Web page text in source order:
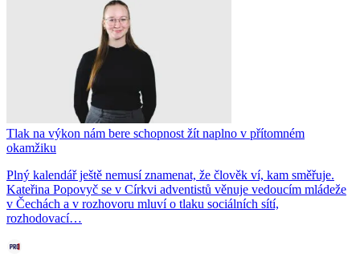
Tlak na výkon nám bere schopnost žít naplno v přítomném
okamžiku
Plný kalendář ještě nemusí znamenat, že člověk ví, kam směřuje.
Kateřina Popovyč se v Církvi adventistů věnuje vedoucím mládeže
v Čechách a v rozhovoru mluví o tlaku sociálních sítí,
rozhodovací…